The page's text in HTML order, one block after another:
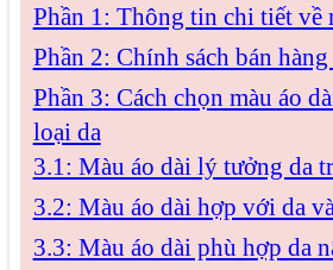
Phần 1: Thông tin chi tiết về
Phần 2: Chính sách bán
Phần 3: Cách chọn màu áo
loại da
3.1: Màu áo dài lý tưởng da
3.2: Màu áo dài hợp với da
3.3: Màu áo dài phù hợp da